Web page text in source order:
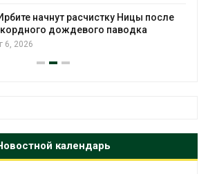
для охраны
Авг 5, 2026
календарь